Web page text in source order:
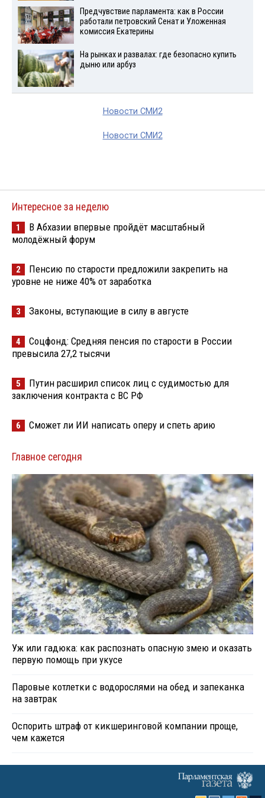
Предчувствие парламента: как в России
работали петровский Сенат и Уложенная
комиссия Екатерины
На рынках и развалах: где безопасно купить
дыню или арбуз
Новости СМИ2
Новости СМИ2
Интересное за неделю
1
В Абхазии впервые пройдёт масштабный
молодёжный форум
2
Пенсию по старости предложили закрепить на
уровне не ниже 40% от заработка
3 Законы, вступающие в силу в августе
4
Соцфонд: Средняя пенсия по старости в России
превысила 27,2 тысячи
5
Путин расширил список лиц с судимостью для
заключения контракта с ВС РФ
6 Сможет ли ИИ написать оперу и спеть арию
Главное сегодня
Уж или гадюка: как распознать опасную змею и оказать
первую помощь при укусе
Паровые котлетки с водорослями на обед и запеканка
на завтрак
Оспорить штраф от кикшеринговой компании проще,
чем кажется